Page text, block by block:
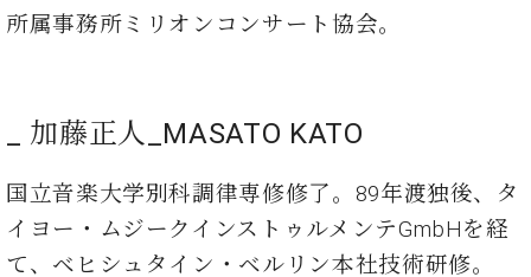
)
タ
サ
ス
所属事務所ミリオンコンサート協会。
_ 加藤正人_MASATO KATO
国⽴音楽大学別科調律専修修了。89年渡独後、タ
イヨー・ムジークインストゥルメンテGmbHを経
て、ベヒシュタイン・ベルリン本社技術研修。